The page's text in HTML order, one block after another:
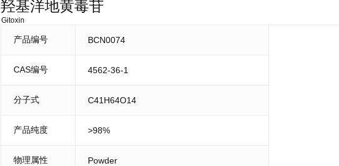
羟基洋地黄毒苷
Gitoxin
产品编号 BCN0074
CAS编号 4562-36-1
分子式 C41H64O14
产品纯度 >98%
物理属性 Powder